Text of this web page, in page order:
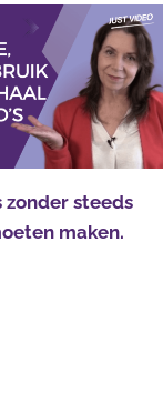
zonder steeds
maken.